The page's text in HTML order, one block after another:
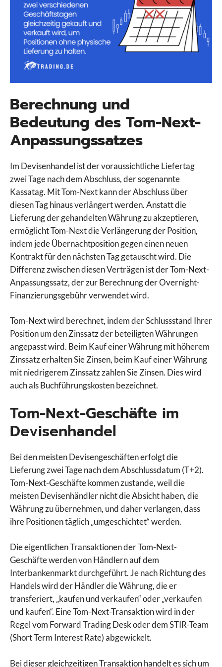
Berechnung und
Bedeutung des Tom-Next-
Anpassungssatzes
Im Devisenhandel ist der voraussichtliche Liefertag
zwei Tage nach dem Abschluss, der sogenannte
Kassatag. Mit Tom-Next kann der Abschluss über
diesen Tag hinaus verlängert werden. Anstatt die
Lieferung der gehandelten Währung zu akzeptieren,
ermöglicht Tom-Next die Verlängerung der Position,
indem jede Übernachtposition gegen einen neuen
Kontrakt für den nächsten Tag getauscht wird. Die
Differenz zwischen diesen Verträgen ist der Tom-Next-
Anpassungssatz, der zur Berechnung der Overnight-
Finanzierungsgebühr verwendet wird.
Tom-Next wird berechnet, indem der Schlussstand Ihrer
Position um den Zinssatz der beteiligten Währungen
angepasst wird. Beim Kauf einer Währung mit höherem
Zinssatz erhalten Sie Zinsen, beim Kauf einer Währung
mit niedrigerem Zinssatz zahlen Sie Zinsen. Dies wird
auch als Buchführungskosten bezeichnet.
Tom-Next-Geschäfte im
Devisenhandel
Bei den meisten Devisengeschäften erfolgt die
Lieferung zwei Tage nach dem Abschlussdatum (T+2).
Tom-Next-Geschäfte kommen zustande, weil die
meisten Devisenhändler nicht die Absicht haben, die
Währung zu übernehmen, und daher verlangen, dass
ihre Positionen täglich „umgeschichtet“ werden.
Die eigentlichen Transaktionen der Tom-Next-
Geschäfte werden von Händlern auf dem
Interbankenmarkt durchgeführt. Je nach Richtung des
Handels wird der Händler die Währung, die er
transferiert, „kaufen und verkaufen“ oder „verkaufen
und kaufen“. Eine Tom-Next-Transaktion wird in der
Regel vom Forward Trading Desk oder dem STIR-Team
(Short Term Interest Rate) abgewickelt.
Bei dieser gleichzeitigen Transaktion handelt es sich um